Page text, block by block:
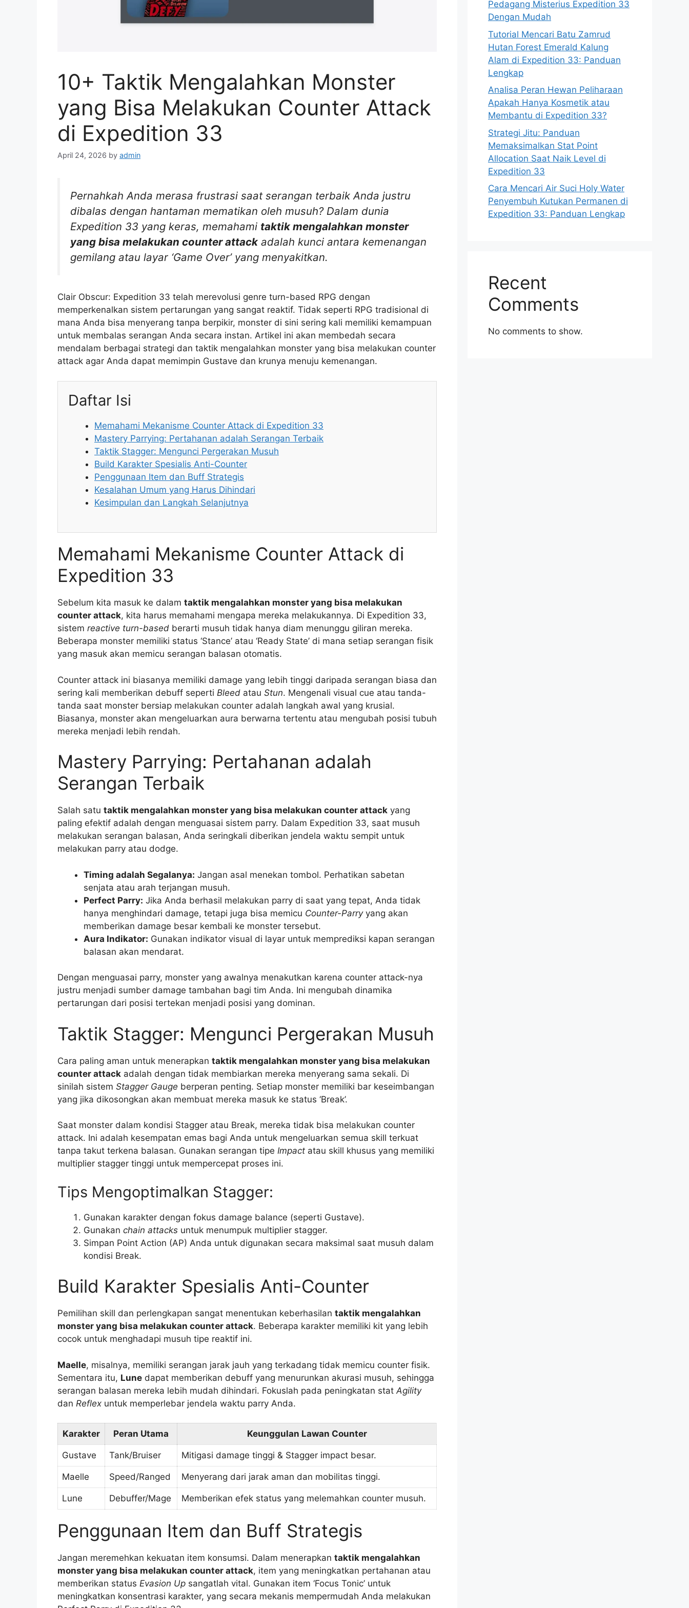
10+ Taktik Mengalahkan Monster
yang Bisa Melakukan Counter Attack
di Expedition 33
April 24, 2026 by admin
Pernahkah Anda merasa frustrasi saat serangan terbaik Anda justru
dibalas dengan hantaman mematikan oleh musuh? Dalam dunia
Expedition 33 yang keras, memahami taktik mengalahkan monster
yang bisa melakukan counter attack adalah kunci antara kemenangan
gemilang atau layar ‘Game Over’ yang menyakitkan.
Clair Obscur: Expedition 33 telah merevolusi genre turn-based RPG dengan
memperkenalkan sistem pertarungan yang sangat reaktif. Tidak seperti RPG tradisional di
mana Anda bisa menyerang tanpa berpikir, monster di sini sering kali memiliki kemampuan
untuk membalas serangan Anda secara instan. Artikel ini akan membedah secara
mendalam berbagai strategi dan taktik mengalahkan monster yang bisa melakukan counter
attack agar Anda dapat memimpin Gustave dan krunya menuju kemenangan.
Daftar Isi
Memahami Mekanisme Counter Attack di Expedition 33
Mastery Parrying: Pertahanan adalah Serangan Terbaik
Taktik Stagger: Mengunci Pergerakan Musuh
Build Karakter Spesialis Anti-Counter
Penggunaan Item dan Buff Strategis
Kesalahan Umum yang Harus Dihindari
Kesimpulan dan Langkah Selanjutnya
Memahami Mekanisme Counter Attack di
Expedition 33
Sebelum kita masuk ke dalam taktik mengalahkan monster yang bisa melakukan
counter attack, kita harus memahami mengapa mereka melakukannya. Di Expedition 33,
sistem reactive turn-based berarti musuh tidak hanya diam menunggu giliran mereka.
Beberapa monster memiliki status ‘Stance’ atau ‘Ready State’ di mana setiap serangan fisik
yang masuk akan memicu serangan balasan otomatis.
Counter attack ini biasanya memiliki damage yang lebih tinggi daripada serangan biasa dan
sering kali memberikan debuff seperti Bleed atau Stun. Mengenali visual cue atau tanda-
tanda saat monster bersiap melakukan counter adalah langkah awal yang krusial.
Biasanya, monster akan mengeluarkan aura berwarna tertentu atau mengubah posisi tubuh
mereka menjadi lebih rendah.
Mastery Parrying: Pertahanan adalah
Serangan Terbaik
Salah satu taktik mengalahkan monster yang bisa melakukan counter attack yang
paling efektif adalah dengan menguasai sistem parry. Dalam Expedition 33, saat musuh
melakukan serangan balasan, Anda seringkali diberikan jendela waktu sempit untuk
melakukan parry atau dodge.
Timing adalah Segalanya: Jangan asal menekan tombol. Perhatikan sabetan
senjata atau arah terjangan musuh.
Perfect Parry: Jika Anda berhasil melakukan parry di saat yang tepat, Anda tidak
hanya menghindari damage, tetapi juga bisa memicu Counter-Parryyang akan
memberikan damage besar kembali ke monster tersebut.
Aura Indikator: Gunakan indikator visual di layar untuk memprediksi kapan serangan
balasan akan mendarat.
Dengan menguasai parry, monster yang awalnya menakutkan karena counter attack-nya
justru menjadi sumber damage tambahan bagi tim Anda. Ini mengubah dinamika
pertarungan dari posisi tertekan menjadi posisi yang dominan.
Taktik Stagger: Mengunci Pergerakan Musuh
Cara paling aman untuk menerapkan taktik mengalahkan monster yang bisa melakukan
counter attack adalah dengan tidak membiarkan mereka menyerang sama sekali. Di
sinilah sistem Stagger Gauge berperan penting. Setiap monster memiliki bar keseimbangan
yang jika dikosongkan akan membuat mereka masuk ke status ‘Break’.
Saat monster dalam kondisi Stagger atau Break, mereka tidak bisa melakukan counter
attack. Ini adalah kesempatan emas bagi Anda untuk mengeluarkan semua skill terkuat
tanpa takut terkena balasan. Gunakan serangan tipe Impact atau skill khusus yang memiliki
multiplier stagger tinggi untuk mempercepat proses ini.
Tips Mengoptimalkan Stagger:
Gunakan karakter dengan fokus damage balance (seperti Gustave).
Gunakan chain attacks untuk menumpuk multiplier stagger.
Simpan Point Action (AP) Anda untuk digunakan secara maksimal saat musuh dalam
kondisi Break.
Build Karakter Spesialis Anti-Counter
Pemilihan skill dan perlengkapan sangat menentukan keberhasilan taktik mengalahkan
monster yang bisa melakukan counter attack. Beberapa karakter memiliki kit yang lebih
cocok untuk menghadapi musuh tipe reaktif ini.
Maelle, misalnya, memiliki serangan jarak jauh yang terkadang tidak memicu counter fisik.
Sementara itu, Lune dapat memberikan debuff yang menurunkan akurasi musuh, sehingga
serangan balasan mereka lebih mudah dihindari. Fokuslah pada peningkatan stat Agility
dan Reflex untuk memperlebar jendela waktu parry Anda.
Karakter Peran Utama Keunggulan Lawan Counter
Gustave Tank/Bruiser Mitigasi damage tinggi & Stagger impact besar.
Maelle Speed/Ranged Menyerang dari jarak aman dan mobilitas tinggi.
Lune Debuffer/Mage Memberikan efek status yang melemahkan counter musuh.
Penggunaan Item dan Buff Strategis
Jangan meremehkan kekuatan item konsumsi. Dalam menerapkan taktik mengalahkan
monster yang bisa melakukan counter attack, item yang meningkatkan pertahanan atau
memberikan status Evasion Up sangatlah vital. Gunakan item ‘Focus Tonic’ untuk
meningkatkan konsentrasi karakter, yang secara mekanis mempermudah Anda melakukan
Pedagang Misterius Expedition 33
Dengan Mudah
Tutorial Mencari Batu Zamrud
Hutan Forest Emerald Kalung
Alam di Expedition 33: Panduan
Lengkap
Analisa Peran Hewan Peliharaan
Apakah Hanya Kosmetik atau
Membantu di Expedition 33?
Strategi Jitu: Panduan
Memaksimalkan Stat Point
Allocation Saat Naik Level di
Expedition 33
Cara Mencari Air Suci Holy Water
Penyembuh Kutukan Permanen di
Expedition 33: Panduan Lengkap
Recent
Comments
No comments to show.